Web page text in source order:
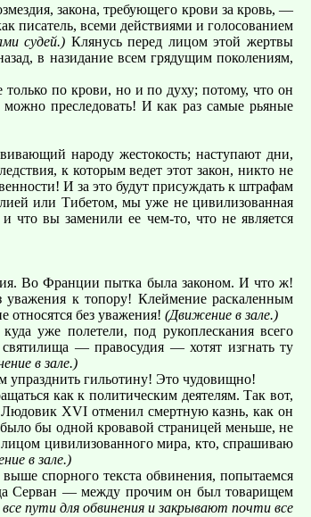
закона, требующего крови за кровь, —
писатель, всеми действиями и голосованием
судей.) Клянусь перед лицом этой жертвы
в назидание всем грядущим поколениям,
по крови, но и по духу; потому, что он
преследовать! И как раз самые рьяные
народу жестокость; наступают дни,
к которым ведет этот закон, никто не
И за это будут присуждать к штрафам
или Тибетом, мы уже не цивилизованная
что вы заменили ее чем-то, что не является
Во Франции пытка была законом. И что ж!
к топору! Клеймение раскаленным
относятся без уважения! (Движение в зале.)
уже полетели, под рукоплескания всего
— правосудия — хотят изгнать ту
в зале.)
гильотину! Это чудовищно!
как к политическим деятелям. Так вот,
XVI отменил смертную казнь, как он
бы одной кровавой страницей меньше, не
цивилизованного мира, кто, спрашиваю
в зале.)
спорного текста обвинения, попытаемся
Серван — между прочим он был товарищем
пути для обвинения и закрывают почти все